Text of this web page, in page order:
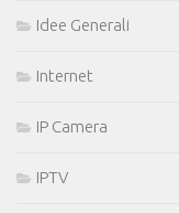
Idee Generali
Internet
IP Camera
IPTV